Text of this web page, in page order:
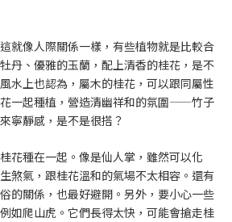
就像人際關係一樣，有些植物就是比較合
丹、優雅的玉蘭，配上清香的桂花，是不
水上也認為，屬木的桂花，可以跟同屬性
一起種植，營造清幽祥和的氛圍——竹子
寧靜感，是不是很搭？
花種在一起。像是仙人掌，雖然可以化
煞氣，跟桂花溫和的氣場不太相容。還有
的關係，也最好避開。另外，要小心一些
如爬山虎。它們長得太快，可能會搶走桂